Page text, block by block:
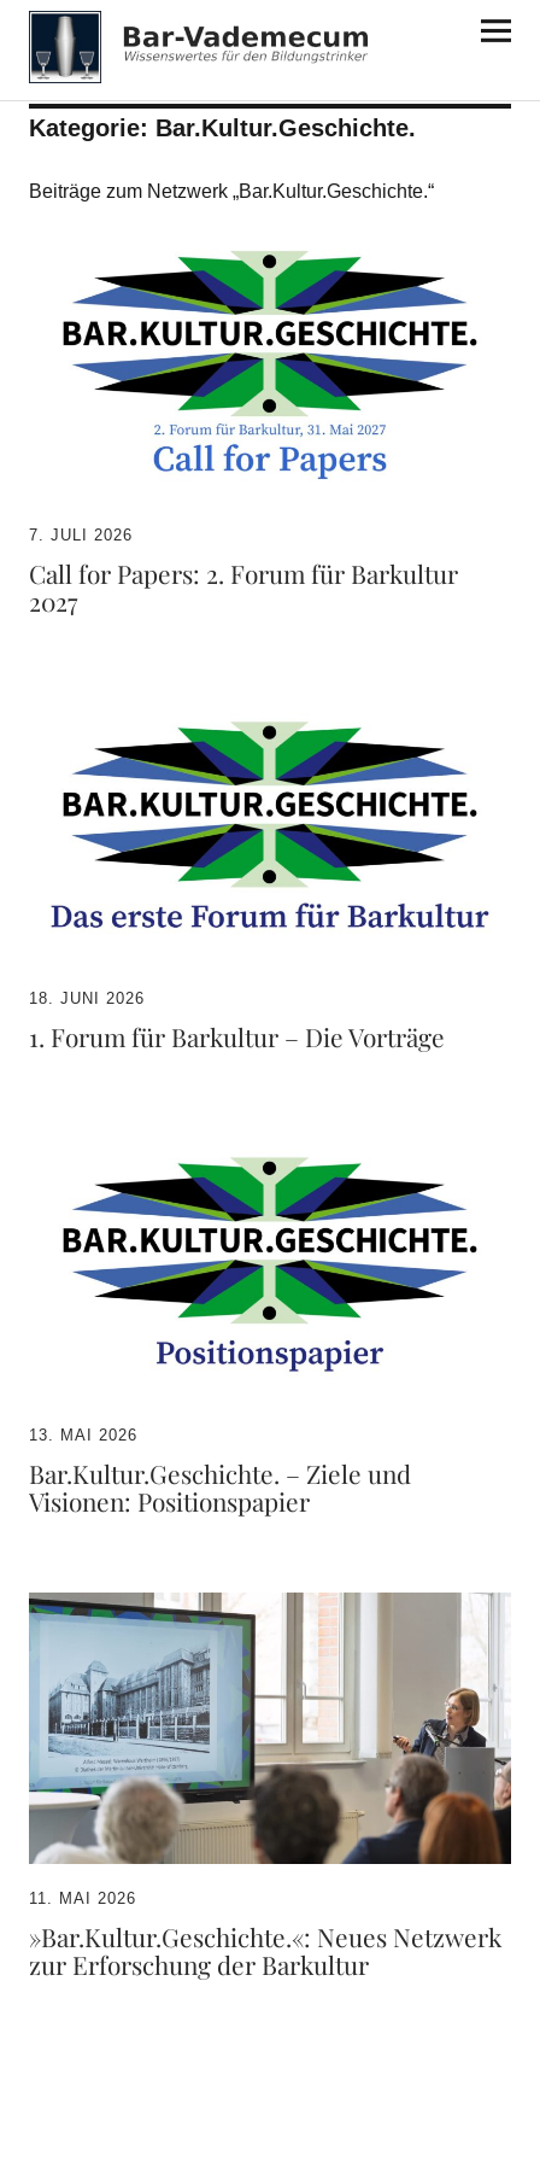
Bar-Vademecum
Kategorie: Bar.Kultur.Geschichte.
Beiträge zum Netzwerk „Bar.Kultur.Geschichte.“
7. JULI 2026
Call for Papers: 2. Forum für Barkultur
2027
18. JUNI 2026
1. Forum für Barkultur – Die Vorträge
13. MAI 2026
Bar.Kultur.Geschichte. – Ziele und
Visionen: Positionspapier
11. MAI 2026
»Bar.Kultur.Geschichte.«: Neues Netzwerk
zur Erforschung der Barkultur